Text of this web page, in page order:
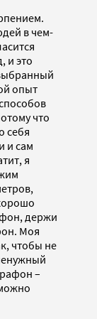
в чем-
и это
опыт
что
себя
и сам
я
держи
Моя
чтобы не
–